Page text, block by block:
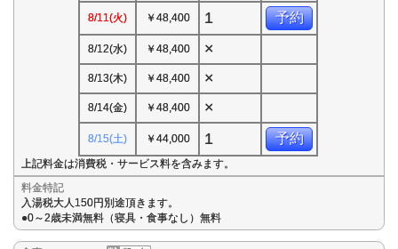
8/11(火) ￥48,400 1 予約
8/12(水) ￥48,400 ×
8/13(木) ￥48,400 ×
8/14(金) ￥48,400 ×
8/15(土) ￥44,000 1 予約
上記料金は消費税・サービス料を含みます。
料金特記
入湯税大人150円別途頂きます。
●0～2歳未満無料（寝具・食事なし）無料